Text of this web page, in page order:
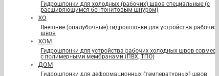
Гидрошпонки для холодных (рабочих) швов специальные (с
расширяющимся бентонитовым шнуром)
ХО
Внешние (опалубочные) гидрошпонки для устройства рабочих
швов
ХОМ
Гидрошпонки для устройства рабочих холодных швов
с полимерными мембранами (ПВХ, ТПО)
ДОМ
Гидрошпонки для деформационных (температурных) швов